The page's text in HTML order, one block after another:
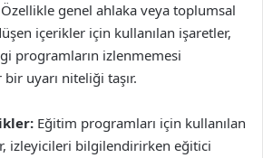
Özellikle genel ahlaka veya toplumsal
içerikler için kullanılan işaretler,
programların izlenmemesi
uyarı niteliği taşır.
Eğitim programları için kullanılan
izleyicileri bilgilendirirken eğitici